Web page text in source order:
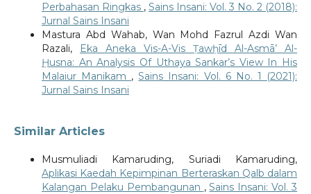
Perbahasan Ringkas , Sains Insani: Vol. 3 No. 2 (2018):
Jurnal Sains Insani
Mastura Abd Wahab, Wan Mohd Fazrul Azdi Wan
Razali,
Eka Aneka Vis-A-Vis Ṭawḥīd Al-Asmā’ Al-
Ḥusna: An Analysis Of Uthaya Sankar’s View In His
Malaiur Manikam ,Sains Insani: Vol. 6 No. 1 (2021):
Jurnal Sains Insani
Similar Articles
Musmuliadi Kamaruding, Suriadi Kamaruding,
Aplikasi Kaedah Kepimpinan Berteraskan Qalb dalam
Kalangan Pelaku Pembangunan ,Sains Insani: Vol. 3